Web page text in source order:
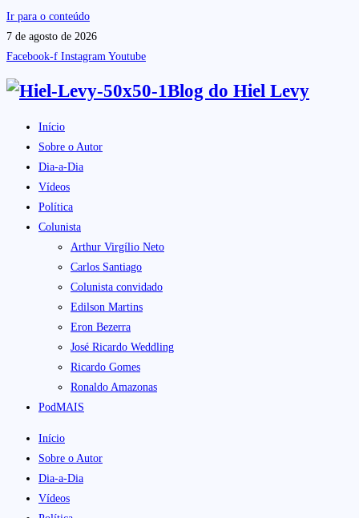
Ir para o conteúdo
7 de agosto de 2026
Facebook-f Instagram Youtube
Blog do Hiel Levy
Início
Sobre o Autor
Dia-a-Dia
Vídeos
Política
Colunista
Arthur Virgílio Neto
Carlos Santiago
Colunista convidado
Edilson Martins
Eron Bezerra
José Ricardo Weddling
Ricardo Gomes
Ronaldo Amazonas
PodMAIS
Início
Sobre o Autor
Dia-a-Dia
Vídeos